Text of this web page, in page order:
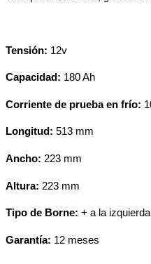
Tensión: 12v
Capacidad: 180 Ah
Corriente de prueba en frío:
Longitud: 513 mm
Ancho: 223 mm
Altura: 223 mm
Tipo de Borne: + a la izquierda
Garantía: 12 meses